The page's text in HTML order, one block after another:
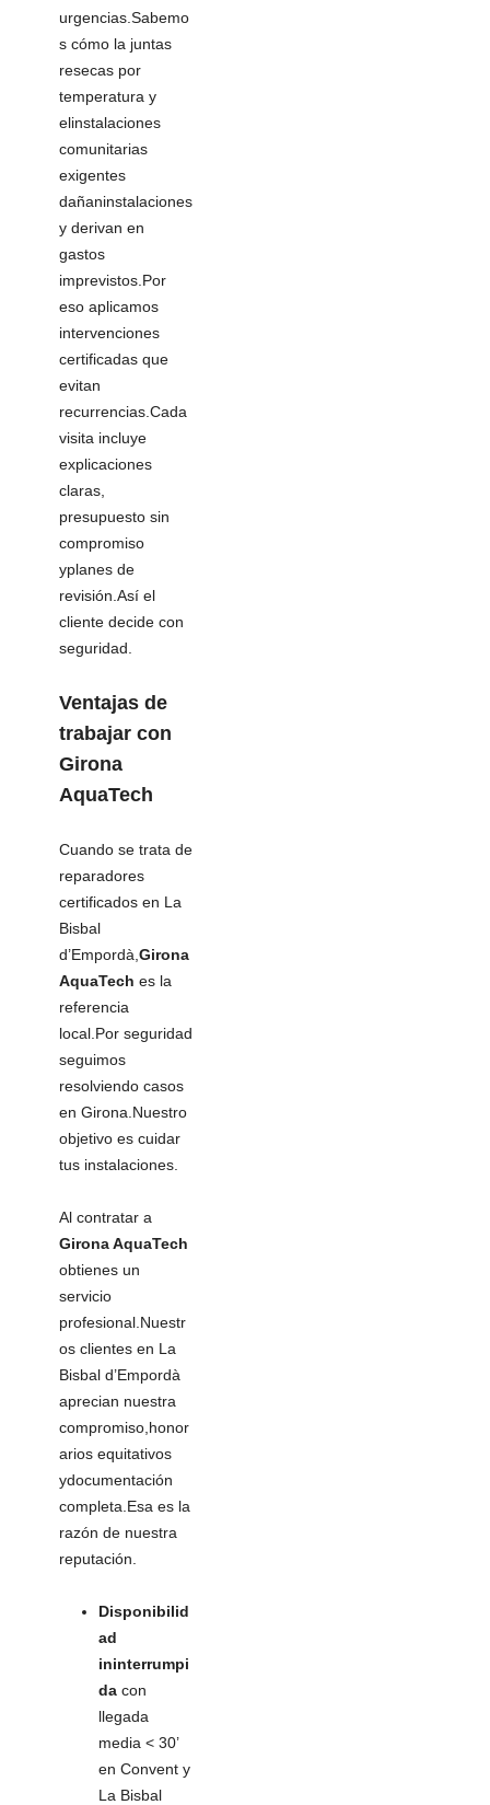
urgencias.Sabemo
s cómo la juntas
resecas por
temperatura y
elinstalaciones
comunitarias
exigentes
dañaninstalaciones
y derivan en
gastos
imprevistos.Por
eso aplicamos
intervenciones
certificadas que
evitan
recurrencias.Cada
visita incluye
explicaciones
claras,
presupuesto sin
compromiso
yplanes de
revisión.Así el
cliente decide con
seguridad.
Ventajas de
trabajar con
Girona
AquaTech
Cuando se trata de
reparadores
certificados en La
Bisbal
d’Empordà,Girona
AquaTech es la
referencia
local.Por seguridad
seguimos
resolviendo casos
en Girona.Nuestro
objetivo es cuidar
tus instalaciones.
Al contratar a
Girona AquaTech
obtienes un
servicio
profesional.Nuestr
os clientes en La
Bisbal d’Empordà
aprecian nuestra
compromiso,honor
arios equitativos
ydocumentación
completa.Esa es la
razón de nuestra
reputación.
Disponibilid
ad
ininterrumpi
da con
llegada
media < 30’
en Convent y
La Bisbal